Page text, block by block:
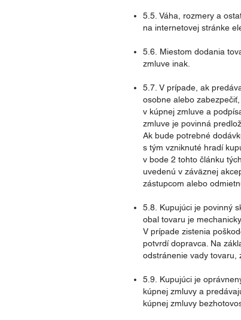
5.5. Váha, rozmery a
na internetovej stránke
5.6. Miestom dodania
zmluve inak.
5.7. V prípade, ak
osobne alebo
v kúpnej zmluve a
zmluve je povinná
Ak bude potrebné
s tým vzniknuté hradí
v bode 2 tohto článku
uvedenú v záväznej
zástupcom alebo
5.8. Kupujúci je povinný
obal tovaru je
V prípade zistenia
potvrdí dopravca. Na
odstránenie vady tovaru,
5.9. Kupujúci je
kúpnej zmluvy a
kúpnej zmluvy